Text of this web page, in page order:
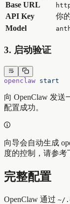
Base URL
API Key
你
Model
3. 启动验证
openclaw start
向 OpenClaw 发送
配置成功。
向导会自动生成
度的控制，请参考
完整配置
OpenClaw 通过 ~/